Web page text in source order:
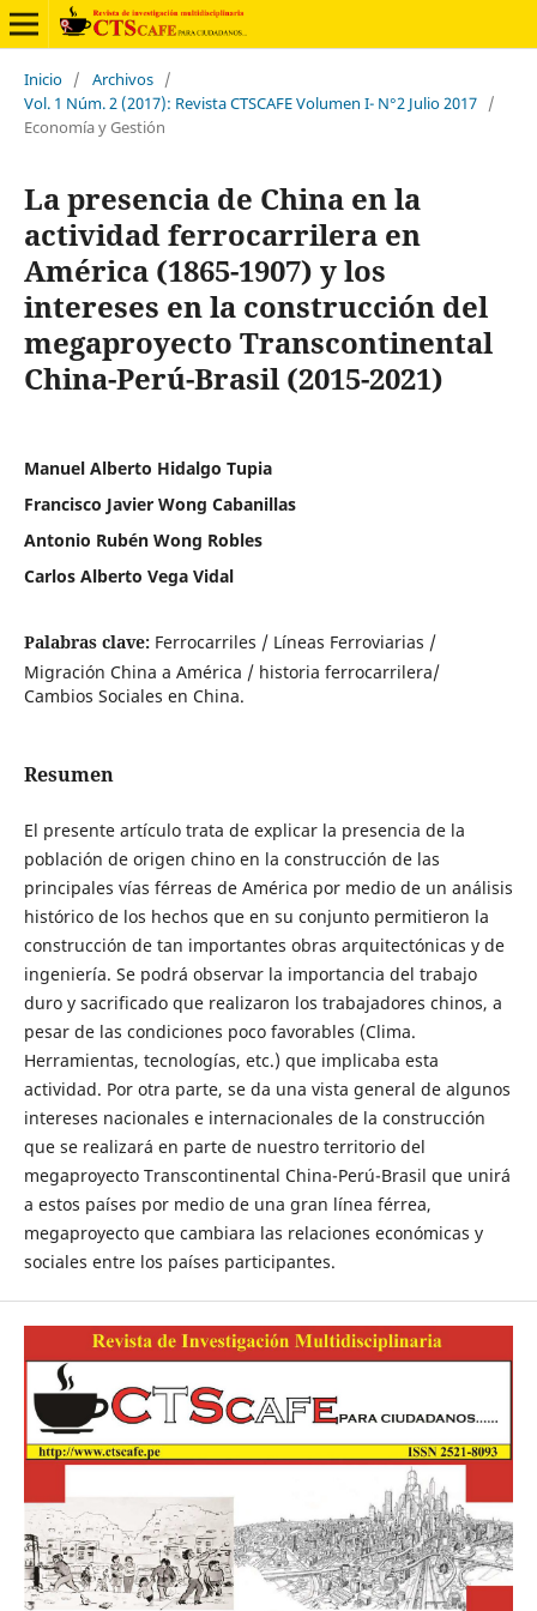
Inicio / Archivos /
Vol. 1 Núm. 2 (2017): Revista CTSCAFE Volumen I- N°2 Julio 2017 /
Economía y Gestión
La presencia de China en la
actividad ferrocarrilera en
América (1865-1907) y los
intereses en la construcción del
megaproyecto Transcontinental
China-Perú-Brasil (2015-2021)
Manuel Alberto Hidalgo Tupia
Francisco Javier Wong Cabanillas
Antonio Rubén Wong Robles
Carlos Alberto Vega Vidal
Palabras clave: Ferrocarriles / Líneas Ferroviarias /
Migración China a América / historia ferrocarrilera/
Cambios Sociales en China.
Resumen
El presente artículo trata de explicar la presencia de la
población de origen chino en la construcción de las
principales vías férreas de América por medio de un análisis
histórico de los hechos que en su conjunto permitieron la
construcción de tan importantes obras arquitectónicas y de
ingeniería. Se podrá observar la importancia del trabajo
duro y sacrificado que realizaron los trabajadores chinos, a
pesar de las condiciones poco favorables (Clima.
Herramientas, tecnologías, etc.) que implicaba esta
actividad. Por otra parte, se da una vista general de algunos
intereses nacionales e internacionales de la construcción
que se realizará en parte de nuestro territorio del
megaproyecto Transcontinental China-Perú-Brasil que unirá
a estos países por medio de una gran línea férrea,
megaproyecto que cambiara las relaciones económicas y
sociales entre los países participantes.